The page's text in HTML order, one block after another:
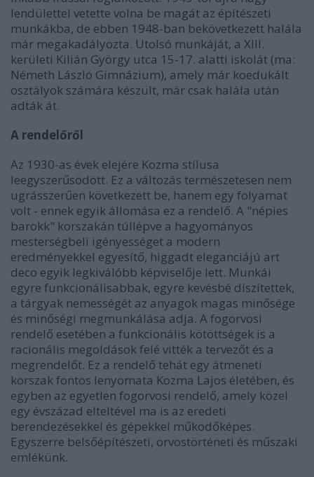
lendülettel vetette volna be magát az építészeti
munkákba, de ebben 1948-ban bekövetkezett halála
már megakadályozta. Utolsó munkáját, a XIII.
kerületi Kilián György utca 15-17. alatti iskolát (ma:
Németh László Gimnázium), amely már koedukált
osztályok számára készült, már csak halála után
adták át.
A rendelőről
Az 1930-as évek elejére Kozma stílusa
leegyszerűsödött. Ez a változás természetesen nem
ugrásszerűen következett be, hanem egy folyamat
volt - ennek egyik állomása ez a rendelő. A "népies
barokk" korszakán túllépve a hagyományos
mesterségbeli igényességet a modern
eredményekkel egyesítő, higgadt eleganciájú art
deco egyik legkiválóbb képviselője lett. Munkái
egyre funkcionálisabbak, egyre kevésbé díszítettek,
a tárgyak nemességét az anyagok magas minősége
és minőségi megmunkálása adja. A fogorvosi
rendelő esetében a funkcionális kötöttségek is a
racionális megoldások felé vitték a tervezőt és a
megrendelőt. Ez a rendelő tehát egy átmeneti
korszak fontos lenyomata Kozma Lajos életében, és
egyben az egyetlen fogorvosi rendelő, amely közel
egy évszázad elteltével ma is az eredeti
berendezésekkel és gépekkel működőképes.
Egyszerre belsőépítészeti, orvostörténeti és műszaki
emlékünk.